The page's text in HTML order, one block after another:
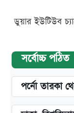
ডুয়ার ইউটিউব
সর্বোচ্চ পঠিত
পর্নো তারকা